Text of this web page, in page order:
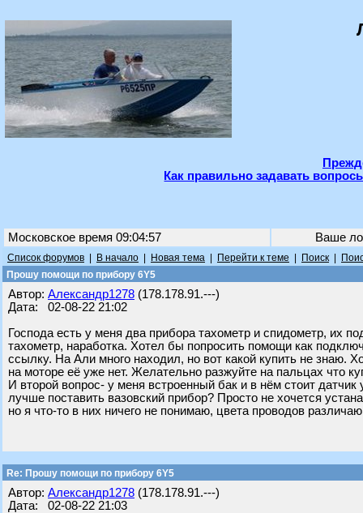
Как правильно задавать
Московское время 09:04:57 Ваше
Список форумов В начало Новая тема Перейти к теме Поиск
Прошу помощи по прибору 6Y5
Автор: Александр1278 (178.178.91.---)
Дата: 02-08-22 21:02
Господа есть у меня два прибора тахометр и спидометр, их
тахометр, наработка. Хотел бы попросить помощи как
ссылку. На Али много находил, но вот какой купить не знаю.
на моторе её уже нет. Желательно разжуйте на пальцах что
И второй вопрос- у меня встроенный бак и в нём стоит
лучше поставить вазовский прибор? Просто не хочется
но я что-то в них ничего не понимаю, цвета проводов
Re: Прошу помощи по прибору 6Y5
Автор: Александр1278 (178.178.91.---)
Дата: 02-08-22 21:03